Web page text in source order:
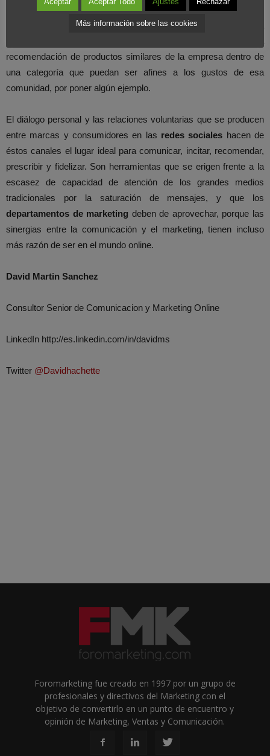
incentivando entre los seguidores de lamarcaoportunidades
únicas y ofertas puntuales; explicando el valor añadido frente a
recomendación de productos similares de la empresa dentro de
una categoría que puedan ser afines a los gustos de esa
comunidad, por poner algún ejemplo.
El diálogo personal y las relaciones voluntarias que se producen
entre marcas y consumidores en las redes sociales hacen de
éstos canales el lugar ideal para comunicar, incitar, recomendar,
prescribir y fidelizar. Son herramientas que se erigen frente a la
escasez de capacidad de atención de los grandes medios
tradicionales por la saturación de mensajes, y que los
departamentos de marketing deben de aprovechar, porque las
sinergias entre la comunicación y el marketing, tienen incluso
más razón de ser en el mundo online.
David Martin Sanchez
Consultor Senior de Comunicacion y Marketing Online
LinkedIn http://es.linkedin.com/in/davidms
Twitter @Davidhachette
Foromarketing fue creado en 1997 por un grupo de
profesionales y directivos del Marketing con el
objetivo de convertirlo en un punto de encuentro y
opinión de Marketing, Ventas y Comunicación.
Más información sobre las cookies